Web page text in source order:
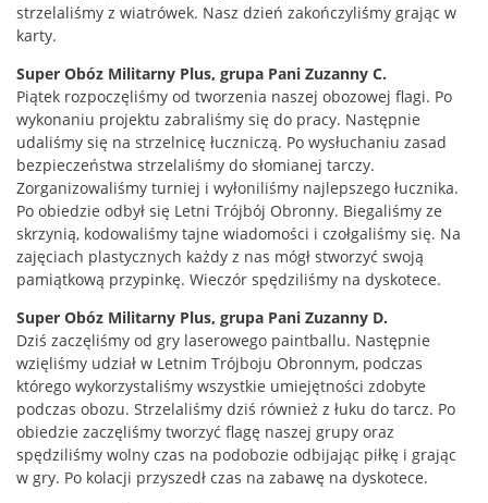
strzelaliśmy z wiatrówek. Nasz dzień zakończyliśmy grając w
karty.
Super Obóz Militarny Plus, grupa Pani Zuzanny C.
Piątek rozpoczęliśmy od tworzenia naszej obozowej flagi. Po
wykonaniu projektu zabraliśmy się do pracy. Następnie
udaliśmy się na strzelnicę łuczniczą. Po wysłuchaniu zasad
bezpieczeństwa strzelaliśmy do słomianej tarczy.
Zorganizowaliśmy turniej i wyłoniliśmy najlepszego łucznika.
Po obiedzie odbył się Letni Trójbój Obronny. Biegaliśmy ze
skrzynią, kodowaliśmy tajne wiadomości i czołgaliśmy się. Na
zajęciach plastycznych każdy z nas mógł stworzyć swoją
pamiątkową przypinkę. Wieczór spędziliśmy na dyskotece.
Super Obóz Militarny Plus, grupa Pani Zuzanny D.
Dziś zaczęliśmy od gry laserowego paintballu. Następnie
wzięliśmy udział w Letnim Trójboju Obronnym, podczas
którego wykorzystaliśmy wszystkie umiejętności zdobyte
podczas obozu. Strzelaliśmy dziś również z łuku do tarcz. Po
obiedzie zaczęliśmy tworzyć flagę naszej grupy oraz
spędziliśmy wolny czas na podobozie odbijając piłkę i grając
w gry. Po kolacji przyszedł czas na zabawę na dyskotece.